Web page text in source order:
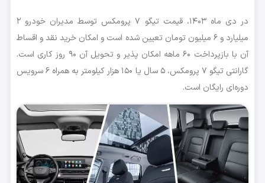
در دی ماه ۱۴۰۳، قیمت تیگو ۷ پرومکس توسط مدیران خودرو ۲
میلیارد و ۶ میلیون تومان تعیین شده است و امکان خرید نقد و اقساط
آن با بازپرداخت ۶۰ ماهه امکان پذیر و تحویل آن ۹۰ روز کاری است.
گارانتی تیگو ۷ پرومکس، ۵ سال یا ۱۵۰ هزار کیلومتر به همراه ۶ سرویس
دوره‌ای رایگان است.